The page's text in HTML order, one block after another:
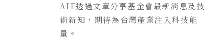
AIF透過文章分享基金會最新消息及技
術新知，期待為台灣產業注入科技能
量。